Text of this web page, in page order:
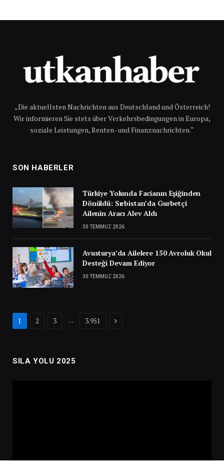
„Die aktuellsten Nachrichten aus Deutschland und Österreich!
Wir informieren Sie stets über Verkehrsbedingungen in Europa,
soziale Leistungen, Renten- und Finanznachrichten.“
SON HABERLER
Türkiye Yolunda Facianın Eşiğinden
Dönüldü: Sırbistan’da Gurbetçi
Ailenin Aracı Alev Aldı
30 TEMMUZ 2026
Avusturya’da Ailelere 150 Avroluk Okul
Desteği Devam Ediyor
30 TEMMUZ 2026
1 2 3 … 3.951 Next
SILA YOLU 2025